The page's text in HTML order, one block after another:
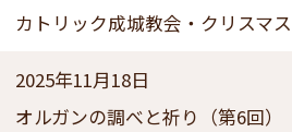
カトリック成城教会・クリスマ
2025年11月18日
オルガンの調べと祈り（第6回）